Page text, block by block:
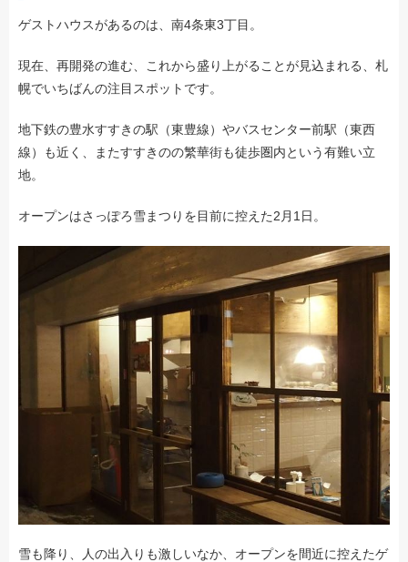
ゲストハウスがあるのは、南4条東3丁目。
現在、再開発の進む、これから盛り上がることが見込まれる、札
幌でいちばんの注目スポットです。
地下鉄の豊水すすきの駅（東豊線）やバスセンター前駅（東西
線）も近く、またすすきのの繁華街も徒歩圏内という有難い立
地。
オープンはさっぽろ雪まつりを目前に控えた2月1日。
雪も降り、人の出入りも激しいなか、オープンを間近に控えたゲ